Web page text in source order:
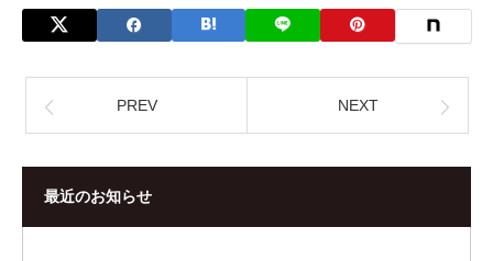
PREV NEXT
最近のお知らせ